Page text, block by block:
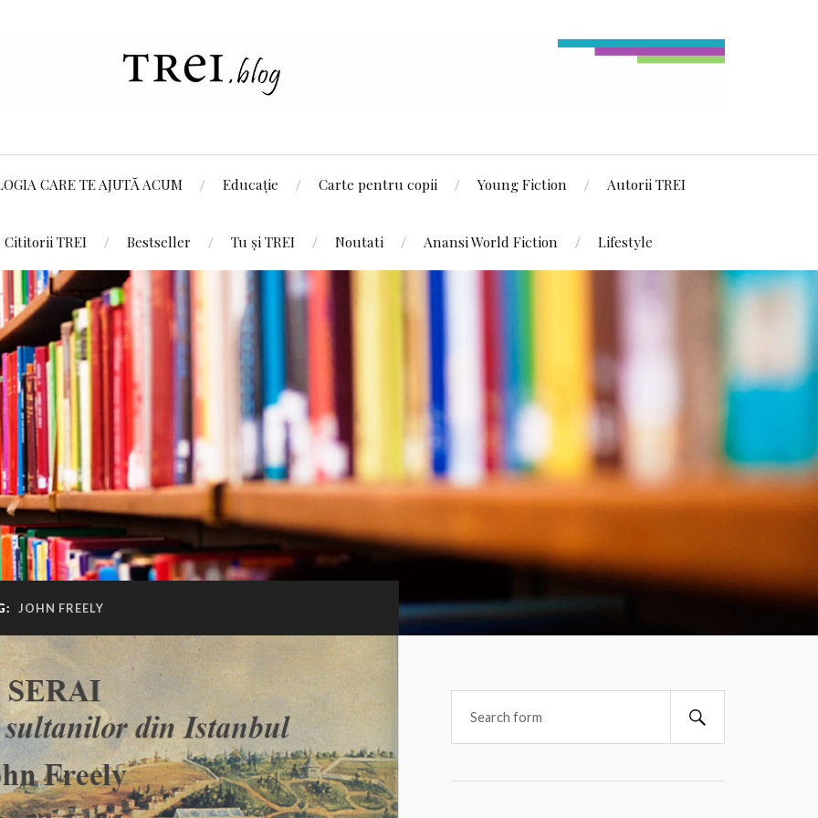
CARE TE AJUTĂ ACUM Educație Carte pentru copii Young Fiction Autorii TREI
Cititorii TREI Bestseller Tu și TREI Noutati Anansi World Fiction Lifestyle
JOHN FREELY